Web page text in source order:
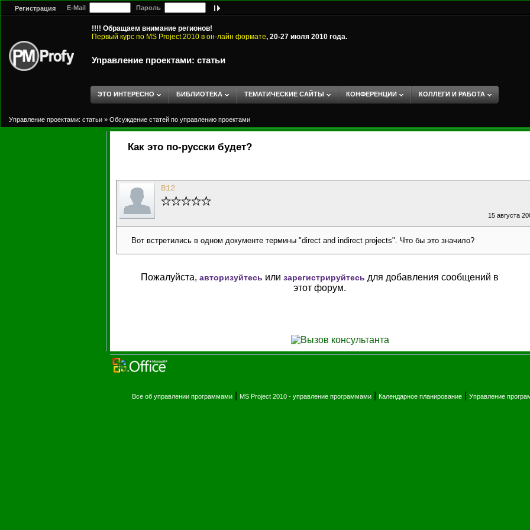
Регистрация E-Mail Пароль
!!!! Обращаем внимание регионов!
Первый курс по MS Project 2010 в он-лайн формате, 20-27 июля 2010 года.
Управление проектами: статьи
ЭТО ИНТЕРЕСНО БИБЛИОТЕКА ТЕМАТИЧЕСКИЕ САЙТЫ КОНФЕРЕНЦИИ КОЛЛЕГИ И РАБОТА
Управление проектами: статьи » Обсуждение статей по управлению проектами
Как это по-русски будет?
B12
15 августа
Вот встретились в одном документе термины "direct and indirect projects". Что бы это значило?
Пожалуйста, авторизуйтесь или зарегистрируйтесь для добавления сообщений в
этот форум.
Все об управлении программами MS Project 2010 - управление программами Календарное планирование Управление